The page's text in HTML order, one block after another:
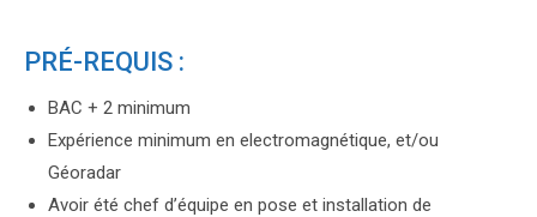
PRÉ-REQUIS :
BAC + 2 minimum
Expérience minimum en electromagnétique, et/ou
Géoradar
Avoir été chef d’équipe en pose et installation de